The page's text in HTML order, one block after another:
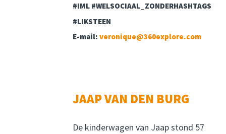
#IML #WELSOCIAAL_ZONDERHASHTAGS
#LIKSTEEN
E-mail: veronique@360explore.com
JAAP VAN DEN BURG
De kinderwagen van Jaap stond 57